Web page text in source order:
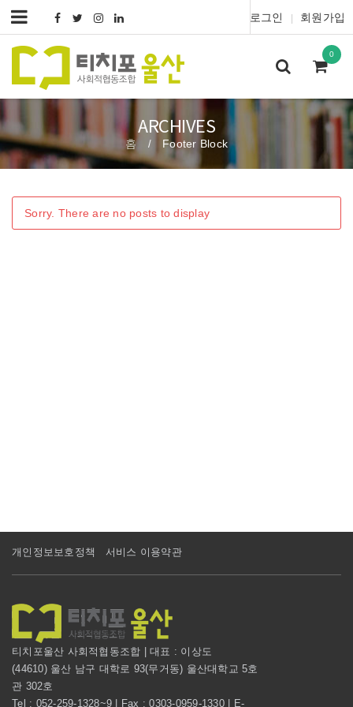
로그인 회원가입
0
ARCHIVES
홈 / Footer Block
Sorry. There are no posts to display
개인정보보호정책 서비스 이용약관
티치포울산 사회적협동조합 | 대표 : 이상도
(44610) 울산 남구 대학로 93(무거동) 울산대학교 5호
관 302호
Tel : 052-259-1328~9 | Fax : 0303-0959-1330 | E-